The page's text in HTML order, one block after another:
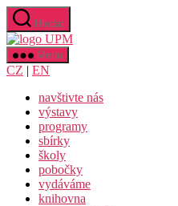
Přejít
obsahu
Hledat
Uměleckoprůmyslové
Menu
CZ | EN
navštivte nás
výstavy
programy
sbírky
školy
pobočky
vydáváme
knihovna